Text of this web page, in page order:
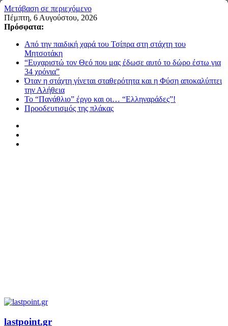
Μετάβαση σε περιεχόμενο
Πέμπτη, 6 Αυγούστου, 2026
Πρόσφατα:
Από την παιδική χαρά του Τσίπρα στη στάχτη του
Μητσοτάκη
“Ευχαριστώ τον Θεό που μας έδωσε αυτό το δώρο έστω για
34 χρόνια”
Όταν η στάχτη γίνεται σταθερότητα και η Φύση αποκαλύπτει
την Αλήθεια
Το “Πανάθλιο” έργο και οι… “Ελληναράδες”!
Προοδευτισμός της πλάκας
lastpoint.gr